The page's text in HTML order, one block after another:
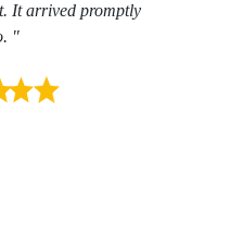
It arrived promptly
"